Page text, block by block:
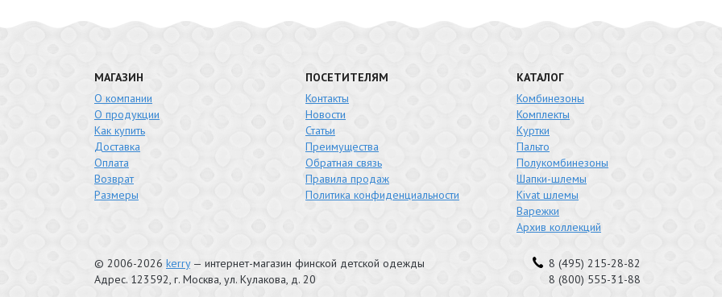
МАГАЗИН
О компании
О продукции
Как купить
Доставка
Оплата
Возврат
Размеры
ПОСЕТИТЕЛЯМ
Контакты
Новости
Статьи
Преимущества
Обратная связь
Правила продаж
Политика конфиденциальности
КАТАЛОГ
Комбинезоны
Комплекты
Куртки
Пальто
Полукомбинезоны
Шапки-шлемы
Kivat шлемы
Варежки
Архив коллекций
© 2006-2026 kerry— интернет-магазин финской детской одежды
Адрес. 123592, г. Москва, ул. Кулакова, д. 20
8 (495) 215-28-82
8 (800) 555-31-88